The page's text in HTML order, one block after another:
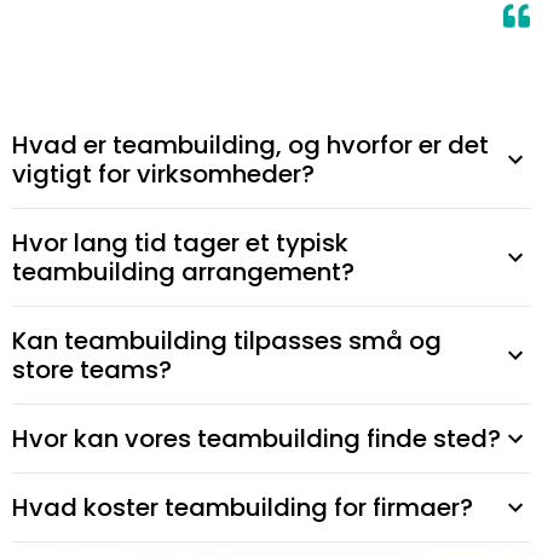
Hvad er teambuilding, og hvorfor er det
vigtigt for virksomheder?
Hvor lang tid tager et typisk
teambuilding arrangement?
Kan teambuilding tilpasses små og
store teams?
Hvor kan vores teambuilding finde sted?
Hvad koster teambuilding for firmaer?